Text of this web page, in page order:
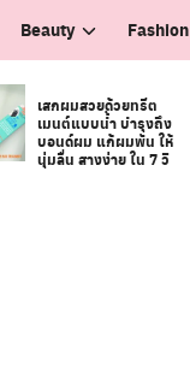
Beauty Fashion
เสกผมสวยด้วยทรีต
เมนต์แบบน้ำ บำรุงถึง
บอนด์ผม แก้ผมพัน ให้
นุ่มลื่น สางง่าย ใน 7 วิ